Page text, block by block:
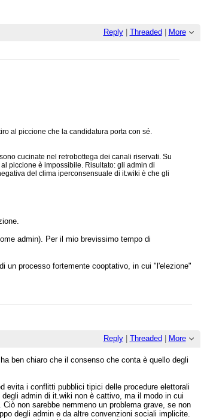
Reply| Threaded More
al piccione che la candidatura porta con sé.
cucinate nel retrobottega dei canali riservati. Su
piccione è impossibile. Risultato: gli admin di
del clima iperconsensuale di it.wiki è che gli
admin). Per il mio brevissimo tempo di
un processo fortemente cooptativo, in cui "l'elezione"
Reply| Threaded More
ben chiaro che il consenso che conta è quello degli
evita i conflitti pubblici tipici delle procedure elettorali
admin di it.wiki non è cattivo, ma il modo in cui
non sarebbe nemmeno un problema grave, se non
degli admin e da altre convenzioni sociali implicite.